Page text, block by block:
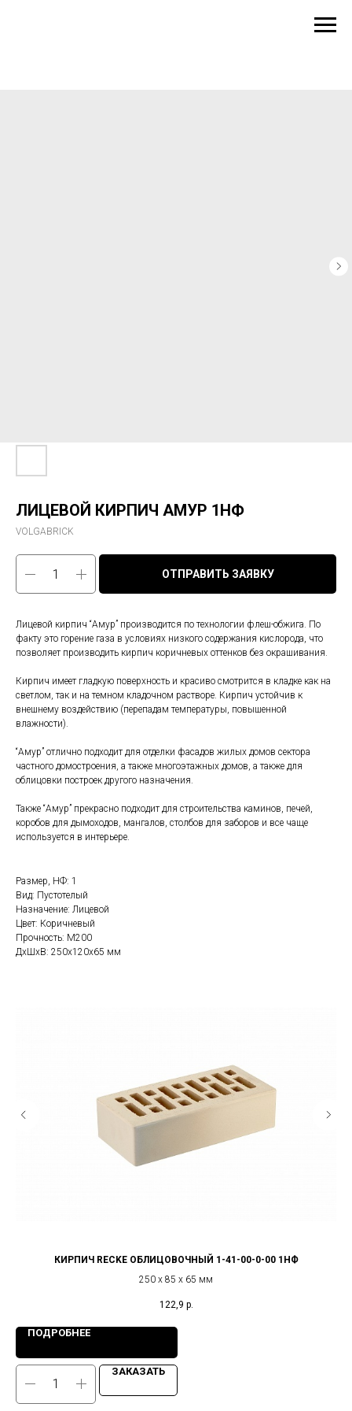
ЛИЦЕВОЙ КИРПИЧ АМУР 1НФ
VOLGABRICK
ОТПРАВИТЬ ЗАЯВКУ
Лицевой кирпич “Амур” производится по технологии флеш-обжига. По
факту это горение газа в условиях низкого содержания кислорода, что
позволяет производить кирпич коричневых оттенков без окрашивания.
Кирпич имеет гладкую поверхность и красиво смотрится в кладке как на
светлом, так и на темном кладочном растворе. Кирпич устойчив к
внешнему воздействию (перепадам температуры, повышенной
влажности).
“Амур” отлично подходит для отделки фасадов жилых домов сектора
частного домостроения, а также многоэтажных домов, а также для
облицовки построек другого назначения.
Также “Амур” прекрасно подходит для строительства каминов, печей,
коробов для дымоходов, мангалов, столбов для заборов и все чаще
используется в интерьере.
Размер, НФ: 1
Вид: Пустотелый
Назначение: Лицевой
Цвет: Коричневый
Прочность: М200
ДxШxВ: 250x120x65 мм
КИРПИЧ RECKE ОБЛИЦОВОЧНЫЙ 1-41-00-0-00 1НФ
250 х 85 х 65 мм
122,9 р.
ПОДРОБНЕЕ
ЗАКАЗАТЬ